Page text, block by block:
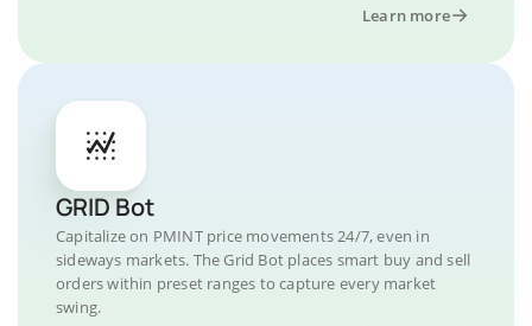
Learn more
GRID Bot
Capitalize on PMINT price movements 24/7, even in
sideways markets. The Grid Bot places smart buy and sell
orders within preset ranges to capture every market
swing.